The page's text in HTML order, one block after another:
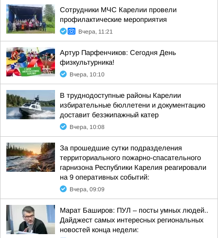
Сотрудники МЧС Карелии провели
профилактические мероприятия
Вчера, 11:21
Артур Парфенчиков: Сегодня День
физкультурника!
Вчера, 10:10
В труднодоступные районы Карелии
избирательные бюллетени и документацию
доставит безэкипажный катер
Вчера, 10:08
За прошедшие сутки подразделения
территориального пожарно-спасательного
гарнизона Республики Карелия реагировали
на 9 оперативных событий:
Вчера, 09:09
Марат Баширов: ПУЛ – посты умных людей..
Дайджест самых интересных региональных
новостей конца недели: